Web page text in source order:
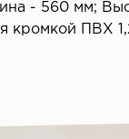
- 560 мм;
кромкой